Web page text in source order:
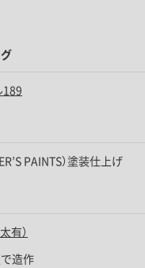
189
PAINTS）塗装仕上げ
有）
造作